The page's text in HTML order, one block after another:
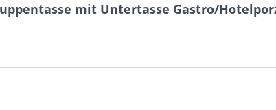
mit Untertasse Gastro/